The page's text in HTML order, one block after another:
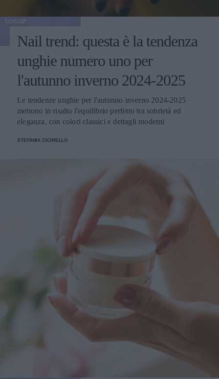
Nail trend: questa è la tendenza
unghie numero uno per
l'autunno inverno 2024-2025
Le tendenze unghie per l'autunno inverno 2024-2025
mettono in risalto l'equilibrio perfetto tra sobrietà ed
eleganza, con colori classici e dettagli moderni
STEFANIA CICIRELLO